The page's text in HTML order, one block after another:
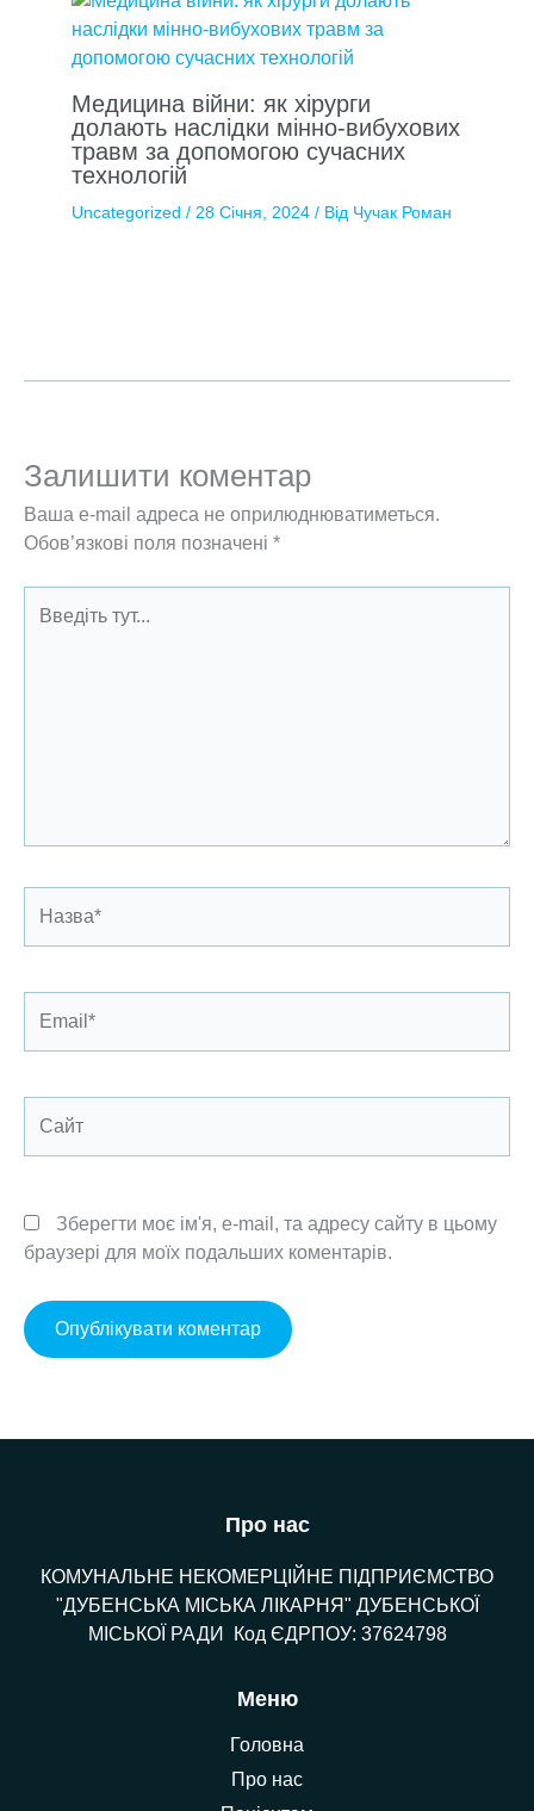
Медицина війни: як хірурги
долають наслідки мінно-вибухових
травм за допомогою сучасних
технологій
Uncategorized / 28 Січня, 2024 / Від Чучак Роман
Залишити коментар
Ваша e-mail адреса не оприлюднюватиметься.
Обов’язкові поля позначені *
тут...
Зберегти моє ім'я, e-mail, та адресу сайту в цьому
браузері для моїх подальших коментарів.
Про нас
КОМУНАЛЬНЕ НЕКОМЕРЦІЙНЕ ПІДПРИЄМСТВО
"ДУБЕНСЬКА МІСЬКА ЛІКАРНЯ" ДУБЕНСЬКОЇ
МІСЬКОЇ РАДИ Код ЄДРПОУ: 37624798
Меню
Головна
Про нас